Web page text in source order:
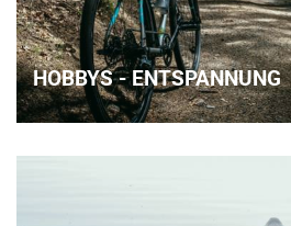
HOBBYS - ENTSPANNUNG